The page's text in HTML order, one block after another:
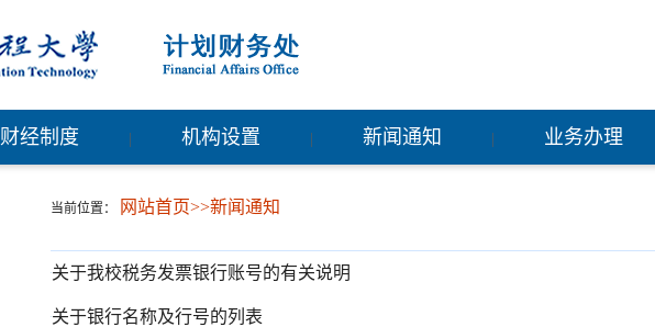
财经制度 机构设置 新闻通知 业务办理
当前位置： 网站首页>>新闻通知
关于我校税务发票银行账号的有关说明
关于银行名称及行号的列表